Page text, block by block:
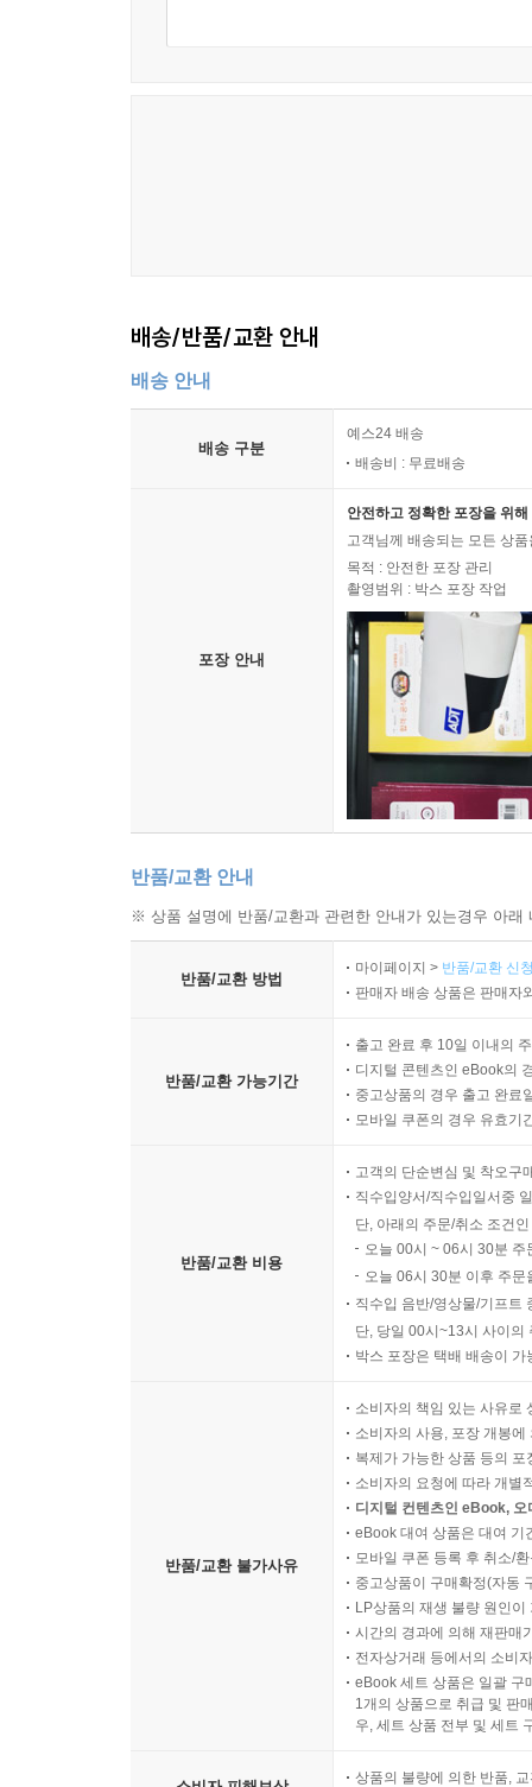
배송/반품/교환 안내
배송 안내
배송 구분
예스24 배송
배송비 : 무료배송
포장 안내
안전하고 정확한 포장을 위
고객님께 배송되는 모든 상
목적 : 안전한 포장 관리
촬영범위 : 박스 포장 작업
반품/교환 안내
※ 상품 설명에 반품/교환과 관련한 안내가 있는경우 아
반품/교환 방법
마이페이지 > 반품/교환 신
판매자 배송 상품은 판매자
반품/교환 가능기간
출고 완료 후 10일 이내의
디지털 콘텐츠인 eBook의
중고상품의 경우 출고 완료
모바일 쿠폰의 경우 유효기
반품/교환 비용
고객의 단순변심 및 착오구
직수입양서/직수입일서중
단, 아래의 주문/취소 조건
오늘 00시 ~ 06시 30분
오늘 06시 30분 이후 주
직수입 음반/영상물/기프트
단, 당일 00시~13시 사이의
박스 포장은 택배 배송이
반품/교환 불가사유
소비자의 책임 있는 사유로
소비자의 사용, 포장 개봉
복제가 가능한 상품 등의
소비자의 요청에 따라 개별
디지털 컨텐츠인 eBook,
eBook 대여 상품은 대여 기
모바일 쿠폰 등록 후 취소/
중고상품이 구매확정(자동
LP상품의 재생 불량 원인
시간의 경과에 의해 재판매
전자상거래 등에서의 소비
eBook 세트 상품은 일괄 구
1개의 상품으로 취급 및 판
우, 세트 상품 전부 및 세트
상품의 불량에 의한 반품,